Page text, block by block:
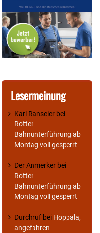
Lesermeinung
Karl Ranseier bei
Rotter
Bahnunterführung ab
Montag voll gesperrt
Der Anmerker bei
Rotter
Bahnunterführung ab
Montag voll gesperrt
Durchruf bei Hoppala,
angefahren